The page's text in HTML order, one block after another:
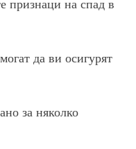
признаци на спад в
да ви осигурят
за няколко